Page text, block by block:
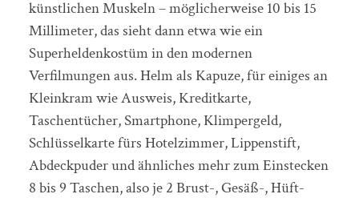
künstlichen Muskeln – möglicherweise 10 bis 15
Millimeter, das sieht dann etwa wie ein
Superheldenkostüm in den modernen
Verfilmungen aus. Helm als Kapuze, für einiges an
Kleinkram wie Ausweis, Kreditkarte,
Taschentücher, Smartphone, Klimpergeld,
Schlüsselkarte fürs Hotelzimmer, Lippenstift,
Abdeckpuder und ähnliches mehr zum Einstecken
8 bis 9 Taschen, also je 2 Brust-, Gesäß-, Hüft-